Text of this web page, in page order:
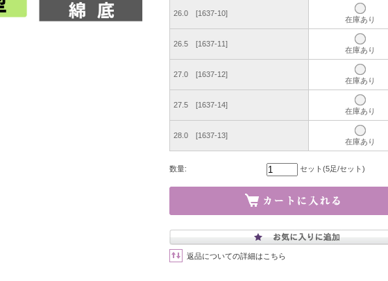
26.0 [1637-10]
在庫あり
26.5 [1637-11]
在庫あり
27.0 [1637-12]
在庫あり
27.5 [1637-14]
在庫あり
28.0 [1637-13]
在庫あり
数量: セット(5足/セット)
返品についての詳細はこちら